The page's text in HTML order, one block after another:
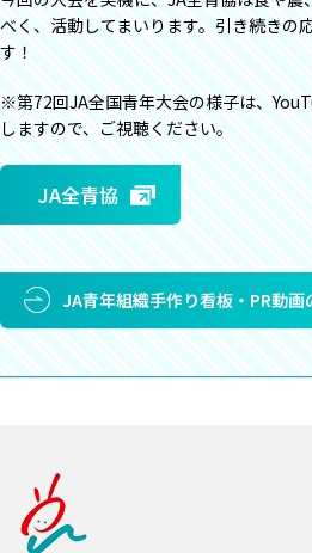
べく、活動してまいります。引き続きの
す！
※第72回JA全国青年大会の様子は、
しますので、ご視聴ください。
JA全青協
JA青年組織手作り看板・PR動画